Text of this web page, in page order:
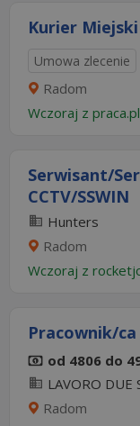
Kurier
Umowa zlecenie
Radom
Wczoraj z praca.pl
Serwisant/
CCTV/SSWIN
Hunters
Radom
Wczoraj z
Pracownik/
od 4806 do
LAVORO DUE
Radom